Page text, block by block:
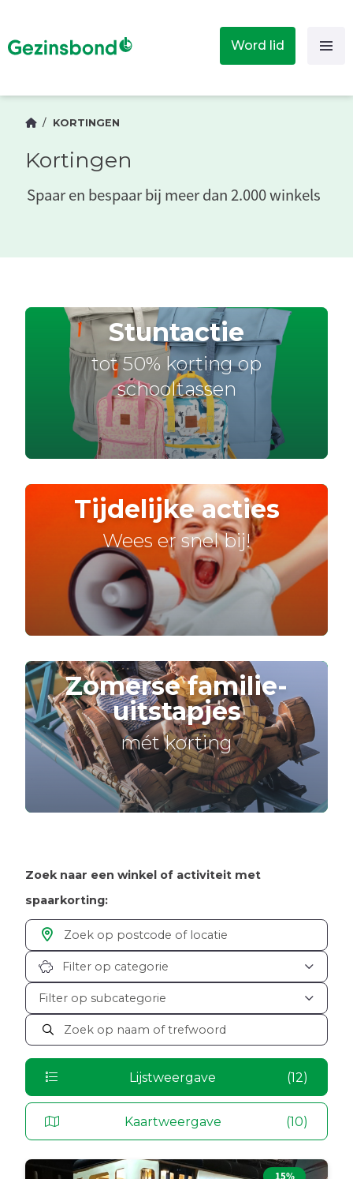
Word lid
/ KORTINGEN
Kortingen
Spaar en bespaar bij meer dan 2.000 winkels
Stuntactie
tot 50% korting op
schooltassen
Tijdelijke acties
Wees er snel bij!
Zomerse familie-
uitstapjes
mét korting
Zoek naar een winkel of activiteit met
spaarkorting:
Filter op categorie
Filter op subcategorie
Lijstweergave (12)
Kaartweergave (10)
15%